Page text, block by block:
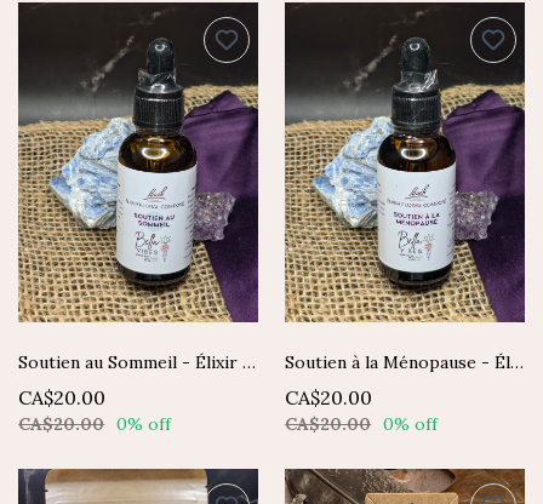
Soutien au Sommeil - Élixir composé Fleurs de Bach
CA$20.00
CA$20.00 0% off
Soutien à la Ménopause - Élixir composé Fleurs de Bach
CA$20.00
CA$20.00 0% off